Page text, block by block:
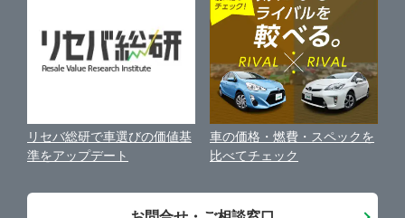
保険代理店業務に関する基本方針
古物営業法に基づく表示
お客様の声
会社案内
リセバ総研で車選びの価値基
準をアップデート
車の価格・燃費・スペックを
比べてチェック